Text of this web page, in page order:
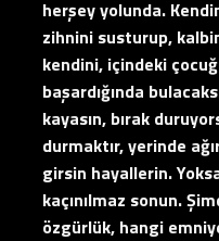
herşey yolunda.
zihnini susturup,
kendini, içindeki
başardığında
kayasın, bırak
durmaktır, yerinde
girsin hayallerin.
kaçınılmaz sonun.
özgürlük, hangi